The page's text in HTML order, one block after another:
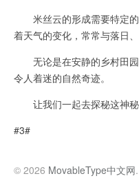
米丝云的形成需要特定的
着天气的变化，常常与落日
无论是在安静的乡村田园
令人着迷的自然奇迹。
让我们一起去探秘这神秘
#3#
© 2026 MovableType中文网